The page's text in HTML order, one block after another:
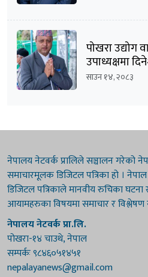
पोखरा उद्योग
उपाध्यक्षमा
उम्मेदवारी घोषणा
साउन १४, २०८३
नेपालय नेटवर्क प्रालिले सञ्चालन गरेको
समाचारमूलक डिजिटल पत्रिका हो ।
डिजिटल पत्रिकाले मानवीय रुचिका
आयामहरुका विषयमा समाचार र
नेपालय नेटवर्क प्रा.लि.
पोखरा-१४ चाउथे, नेपाल
सम्पर्कः ९८४६०५१४५१
nepalayanews@gmail.com